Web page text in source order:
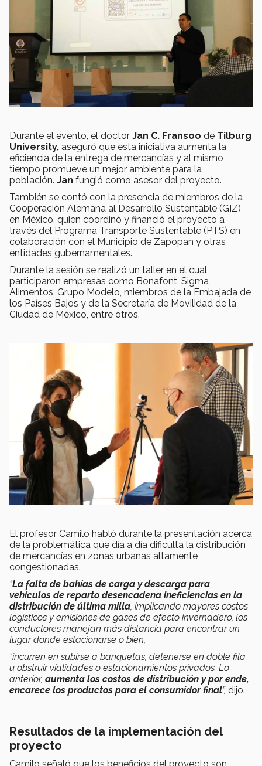
Durante el evento, el doctor Jan C. Fransoo de Tilburg
University, aseguró que esta iniciativa aumenta la
eficiencia de la entrega de mercancías y al mismo
tiempo promueve un mejor ambiente para la
población. Jan fungió como asesor del proyecto.
También se contó con la presencia de miembros de la
Cooperación Alemana al Desarrollo Sustentable (GIZ)
en México, quien coordinó y financió el proyecto a
través del Programa Transporte Sustentable (PTS) en
colaboración con el Municipio de Zapopan y otras
entidades gubernamentales.
Durante la sesión se realizó un taller en el cual
participaron empresas como Bonafont, Sigma
Alimentos, Grupo Modelo, miembros de la Embajada de
los Países Bajos y de la Secretaría de Movilidad de la
Ciudad de México, entre otros.
El profesor Camilo habló durante la presentación acerca
de la problemática que día a día dificulta la distribución
de mercancías en zonas urbanas altamente
congestionadas.
“La falta de bahías de carga y descarga para
vehículos de reparto desencadena ineficiencias en la
distribución de última milla, implicando mayores costos
logísticos y emisiones de gases de efecto invernadero, los
conductores manejan más distancia para encontrar un
lugar donde estacionarse o bien,
“incurren en subirse a banquetas, detenerse en doble fila
u obstruir vialidades o estacionamientos privados. Lo
anterior, aumenta los costos de distribución y por ende,
encarece los productos para el consumidor final”, dijo.
Resultados de la implementación del
proyecto